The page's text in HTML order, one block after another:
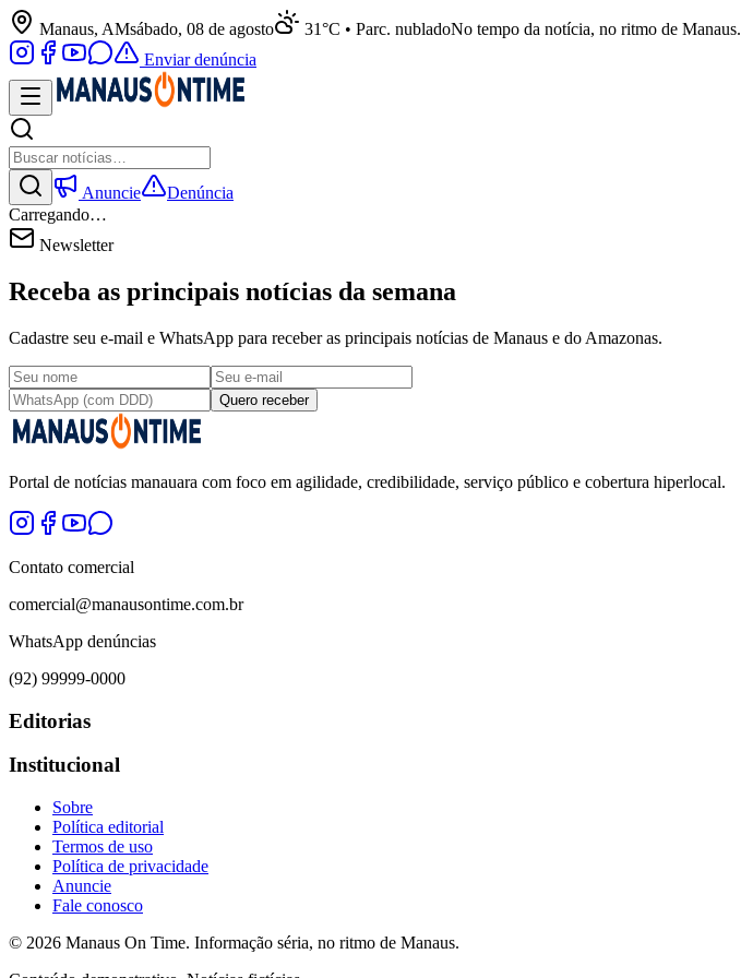
Manaus, AMsábado, 08 de agosto 31°C • Parc. nubladoNo tempo da notícia, no ritmo de Manaus.
Enviar denúncia
Anuncie
Denúncia
Carregando…
Newsletter
Receba as principais notícias da semana
Cadastre seu e-mail e WhatsApp para receber as principais notícias de Manaus e do Amazonas.
Quero receber
Portal de notícias manauara com foco em agilidade, credibilidade, serviço público e cobertura hiperlocal.
Contato comercial
comercial@manausontime.com.br
WhatsApp denúncias
(92) 99999-0000
Editorias
Institucional
Sobre
Política editorial
Termos de uso
Política de privacidade
Anuncie
Fale conosco
© 2026 Manaus On Time. Informação séria, no ritmo de Manaus.